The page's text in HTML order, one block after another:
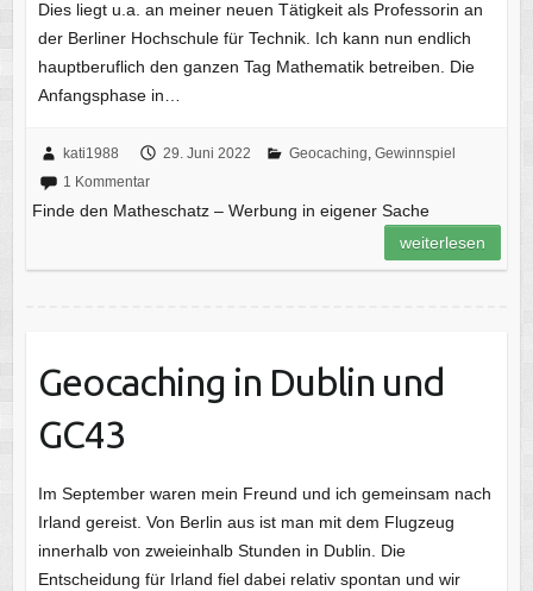
Dies liegt u.a. an meiner neuen Tätigkeit als Professorin an
der Berliner Hochschule für Technik. Ich kann nun endlich
hauptberuflich den ganzen Tag Mathematik betreiben. Die
Anfangsphase in…
kati1988 29. Juni 2022 Geocaching, Gewinnspiel
1 Kommentar
Finde den Matheschatz – Werbung in eigener Sache
weiterlesen
Geocaching in Dublin und
GC43
Im September waren mein Freund und ich gemeinsam nach
Irland gereist. Von Berlin aus ist man mit dem Flugzeug
innerhalb von zweieinhalb Stunden in Dublin. Die
Entscheidung für Irland fiel dabei relativ spontan und wir